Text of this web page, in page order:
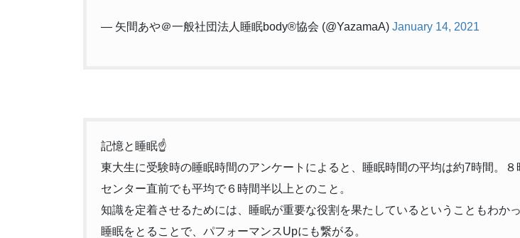
— 矢間あや＠一般社団法人睡眠body®協会 (@YazamaA) January 14, 2021
記憶と睡眠☝️
東大生に受験時の睡眠時間のアンケートによると、睡眠時間の平均は約7時間。８
センター直前でも平均で６時間半以上とのこと。
知識を定着させるためには、睡眠が重要な役割を果たしているということもわかっ
睡眠をとることで、パフォーマンスUpにも繋がる。